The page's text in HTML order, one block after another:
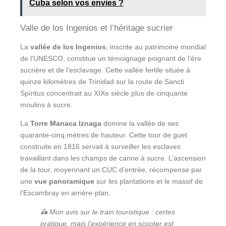
Cuba selon vos envies ?
Valle de los Ingenios et l’héritage sucrier
La vallée de los Ingenios , inscrite au patrimoine mondial
de l’UNESCO, constitue un témoignage poignant de l’ère
sucrière et de l’esclavage. Cette vallée fertile située à
quinze kilomètres de Trinidad sur la route de Sancti
Spíritus concentrait au XIXe siècle plus de cinquante
moulins à sucre.
La Torre Manaca Iznaga domine la vallée de ses
quarante-cinq mètres de hauteur. Cette tour de guet
construite en 1816 servait à surveiller les esclaves
travaillant dans les champs de canne à sucre. L’ascension
de la tour, moyennant un CUC d’entrée, récompense par
une vue panoramique sur les plantations et le massif de
l’Escambray en arrière-plan.
🛵 Mon avis sur le train touristique : certes
pratique, mais l’expérience en scooter est